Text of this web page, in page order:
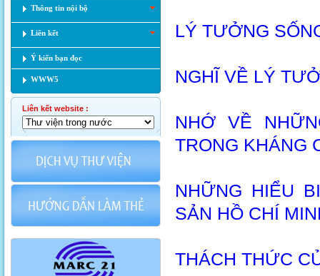
Thông tin nội bộ
Liên kết
Ý kiến bạn đọc
WWW5
Liên kết website :
LÝ TƯỞNG
NGHĨ VỀ LÝ
NHỚ VỀ
TRONG KHÁNG
NHỮNG HIỂU
SẢN HỒ CHÍ
THÁCH THỨC